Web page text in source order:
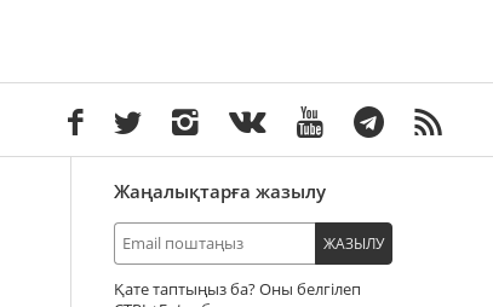
Жаңалықтарға жазылу
ЖАЗЫЛУ
Қате таптыңыз ба? Оны белгілеп